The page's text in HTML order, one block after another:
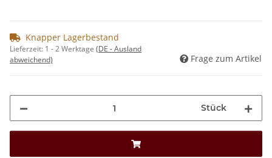
Knapper Lagerbestand
Lieferzeit: 1 - 2 Werktage (DE - Ausland
abweichend)
Frage zum Artikel
Stück